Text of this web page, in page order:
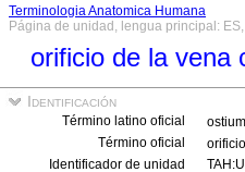
Terminologia Anatomica Humana
Página de unidad, lengua principal:
orificio de la vena
Identificación
Término latino oficial
Término oficial
Identificador de unidad